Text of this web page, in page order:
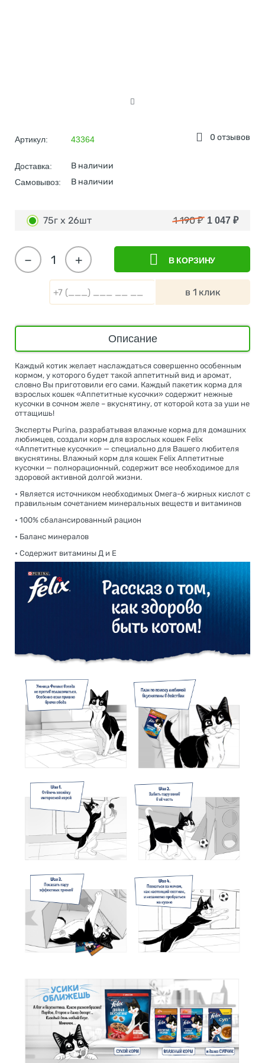
0 отзывов
Артикул: 43364
Доставка: В наличии
Самовывоз: В наличии
75г х 26шт 1 190₽ 1 047 ₽
+
− В КОРЗИНУ
в 1 клик
Описание
Каждый котик желает наслаждаться совершенно особенным
кормом, у которого будет такой аппетитный вид и аромат,
словно Вы приготовили его сами. Каждый пакетик корма для
взрослых кошек «Аппетитные кусочки» содержит нежные
кусочки в сочном желе – вкуснятину, от которой кота за уши не
оттащишь!
Эксперты Purina, разрабатывая влажные корма для домашних
любимцев, создали корм для взрослых кошек Felix
«Аппетитные кусочки» — специально для Вашего любителя
вкуснятины. Влажный корм для кошек Felix Аппетитные
кусочки — полнорационный, содержит все необходимое для
здоровой активной долгой жизни.
• Является источником необходимых Омега-6 жирных кислот с
правильным сочетанием минеральных веществ и витаминов
• 100% сбалансированный рацион
• Баланс минералов
• Содержит витамины Д и Е